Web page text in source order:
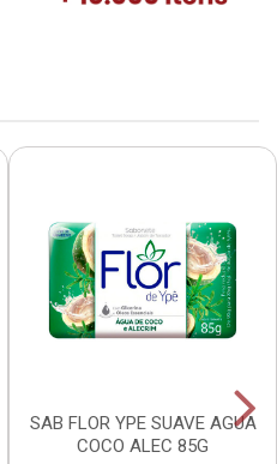
SAB FLOR YPE SUAVE AGUA
COCO ALEC 85G